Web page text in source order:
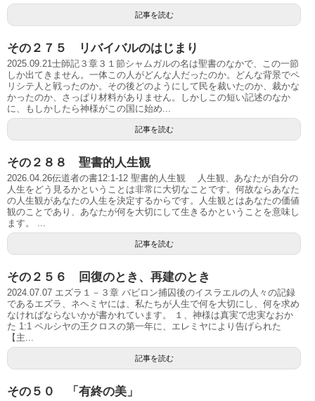
記事を読む
その２７５ リバイバルのはじまり
2025.09.21士師記３章３１節シャムガルの名は聖書のなかで、この一節
しか出てきません。一体この人がどんな人だったのか。どんな背景でペ
リシテ人と戦ったのか。その後どのようにして民を裁いたのか、裁かな
かったのか、さっぱり材料がありません。しかしこの短い記述のなか
に、もしかしたら神様がこの国に始め...
記事を読む
その２８８ 聖書的人生観
2026.04.26伝道者の書12:1-12 聖書的人生観 人生観、あなたが自分の
人生をどう見るかということは非常に大切なことです。何故ならあなた
の人生観があなたの人生を決定するからです。人生観とはあなたの価値
観のことであり、あなたが何を大切にして生きるかということを意味し
ます。 ...
記事を読む
その２５６ 回復のとき、再建のとき
2024.07.07 エズラ１－３章 バビロン捕囚後のイスラエルの人々の記録
であるエズラ、ネヘミヤには、私たちが人生で何を大切にし、何を求め
なければならないかが書かれています。 １、神様は真実で忠実なおか
た 1:1 ペルシヤの王クロスの第一年に、エレミヤにより告げられた
【主...
記事を読む
その５０ 「有終の美」